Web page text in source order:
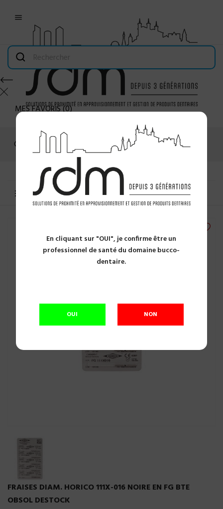
En cliquant sur "OUI", je confirme être un
professionnel de santé du domaine bucco-
dentaire.
OUI NON

MES FAVORIS(0)
Connexion
MENU
FRAISES DIAM. HORICO 111X-016 NOIRE EN FG BTE
OBSOL DESTOCK